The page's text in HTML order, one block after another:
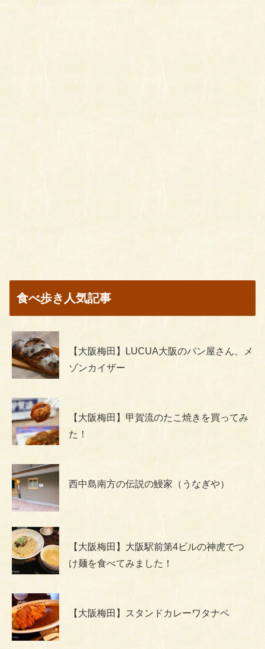
食べ歩き人気記事
【大阪梅田】LUCUA大阪のパン屋さん、メ
ゾンカイザー
【大阪梅田】甲賀流のたこ焼きを買ってみ
た！
西中島南方の伝説の鰻家（うなぎや）
【大阪梅田】大阪駅前第4ビルの神虎でつ
け麺を食べてみました！
【大阪梅田】スタンドカレーワタナベ